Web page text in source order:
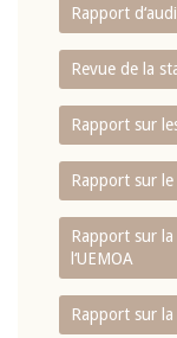
Rapport
Revue de la
Rapport sur
Rapport sur
Rapport sur
l‘UEMOA
Rapport sur